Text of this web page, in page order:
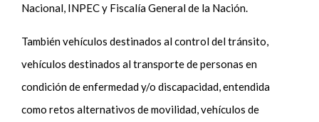
Nacional, INPEC y Fiscalía General de la Nación.
También vehículos destinados al control del tránsito,
vehículos destinados al transporte de personas en
condición de enfermedad y/o discapacidad, entendida
como retos alternativos de movilidad, vehículos de